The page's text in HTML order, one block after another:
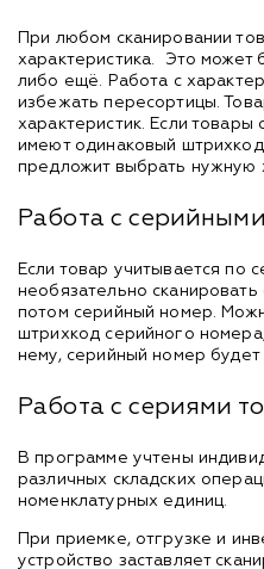
При любом сканировании
характеристика. Это может
либо ещё. Работа с
избежать пересортицы.
характеристик. Если товары
имеют одинаковый
предложит выбрать нужную
Работа с
Если товар учитывается по
необязательно
потом серийный номер.
штрихкод серийного
нему, серийный номер будет
Работа с сериями
В программе учтены
различных складских
номенклатурных единиц.
При приемке, отгрузке и
устройство заставляет